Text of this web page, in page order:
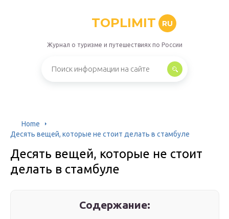
TOPLIMIT RU
Журнал о туризме и путешествиях по России
Home
Десять вещей, которые не стоит делать в стамбуле
Десять вещей, которые не стоит
делать в стамбуле
Содержание: